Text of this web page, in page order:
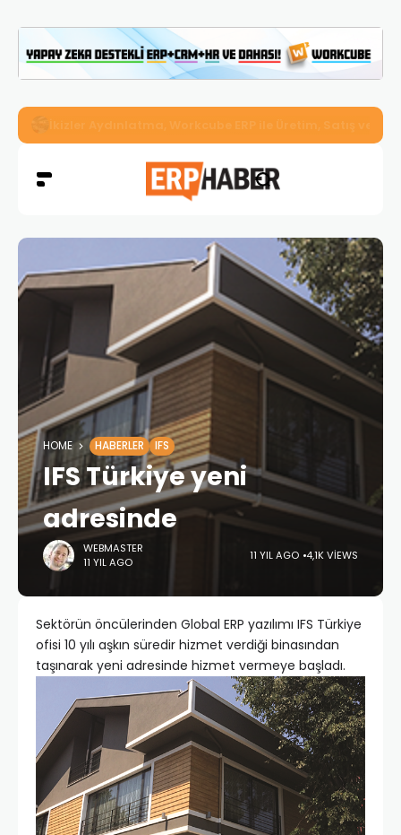
İkizler Aydınlatma, Workcube ERP ile Üretim, Satış ve
HOME HABERLER IFS
IFS Türkiye yeni
adresinde
WEBMASTER
11 YIL AGO
11 YIL AGO 4,1K VIEWS
Sektörün öncülerinden Global ERP yazılımı IFS Türkiye
ofisi 10 yılı aşkın süredir hizmet verdiği binasından
taşınarak yeni adresinde hizmet vermeye başladı.